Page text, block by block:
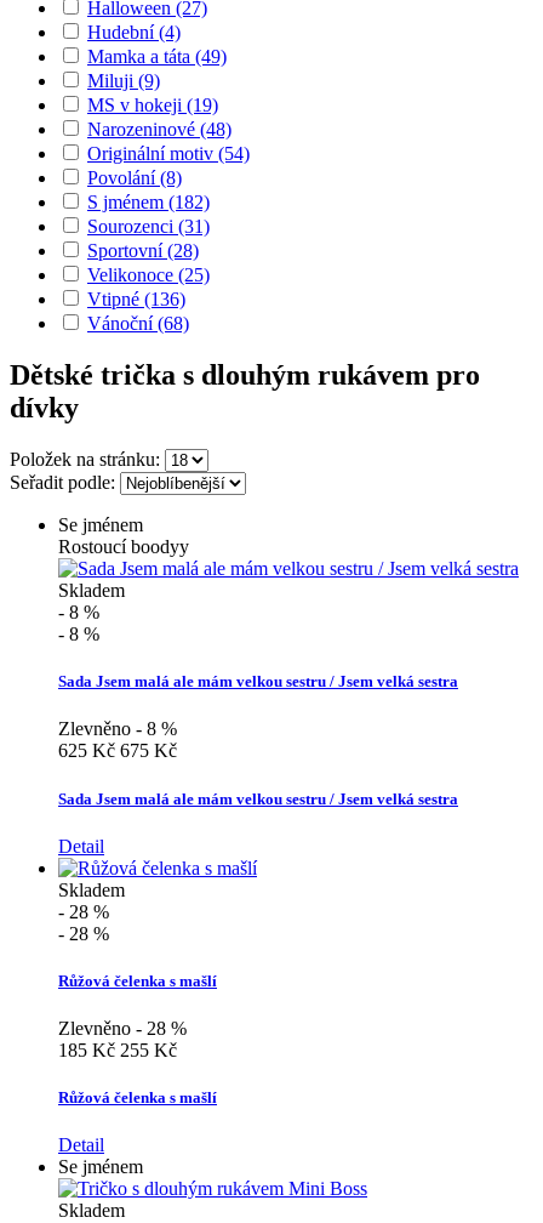
Halloween (27)
Hudební(4)
Mamka a táta (49)
Miluji (9)
MS v hokeji (19)
Narozeninové (48)
Originální motiv (54)
Povolání(8)
S jménem (182)
Sourozenci (31)
Sportovní(28)
Velikonoce (25)
Vtipné (136)
Vánoční(68)
Dětské trička s dlouhým rukávem pro
dívky
Položek na stránku:
Seřadit podle:
Se jménem
Rostoucí boodyy
Skladem
- 8 %
- 8 %
Sada Jsem malá ale mám velkou sestru / Jsem velká sestra
Zlevněno - 8 %
625 Kč 675 Kč
Sada Jsem malá ale mám velkou sestru / Jsem velká sestra
Detail
Skladem
- 28 %
- 28 %
Růžová čelenka s mašlí
Zlevněno - 28 %
185 Kč 255 Kč
Růžová čelenka s mašlí
Detail
Se jménem
Skladem